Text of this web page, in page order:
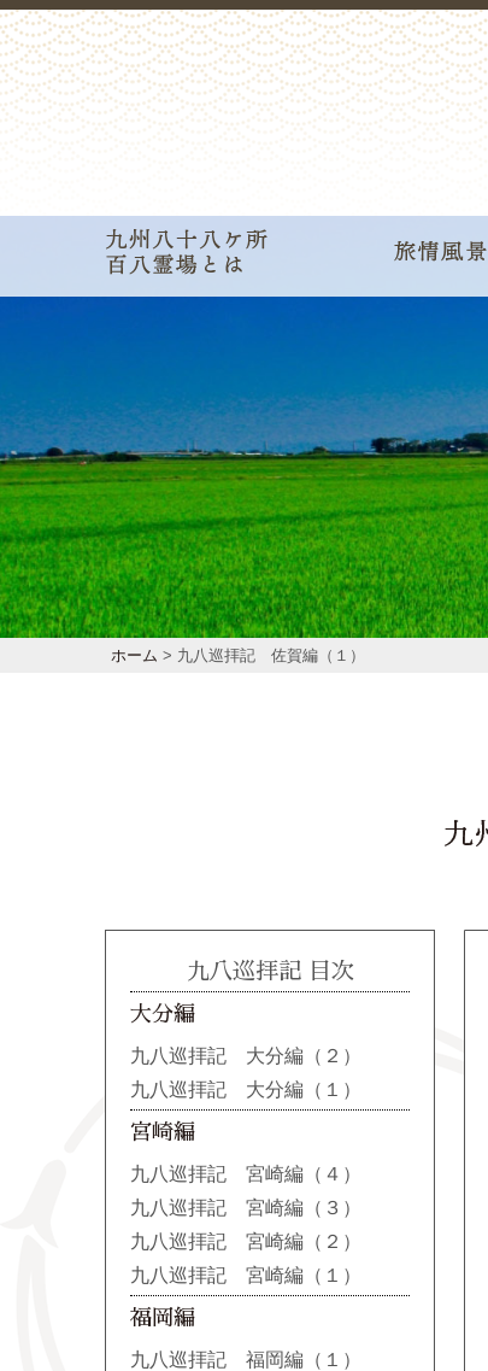
ホーム > 九八巡拝記 佐賀編（１）
九八巡拝記 目次
大分編
九八巡拝記 大分編（２）
九八巡拝記 大分編（１）
宮崎編
九八巡拝記 宮崎編（４）
九八巡拝記 宮崎編（３）
九八巡拝記 宮崎編（２）
九八巡拝記 宮崎編（１）
福岡編
九八巡拝記 福岡編（１）